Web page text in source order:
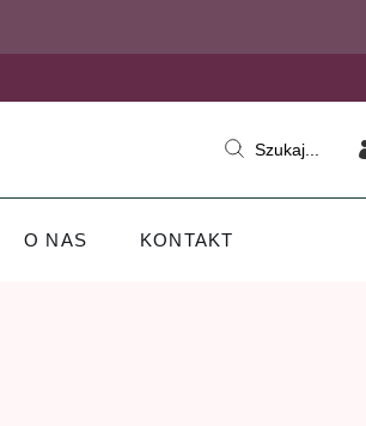
Szukaj...
O NAS KONTAKT